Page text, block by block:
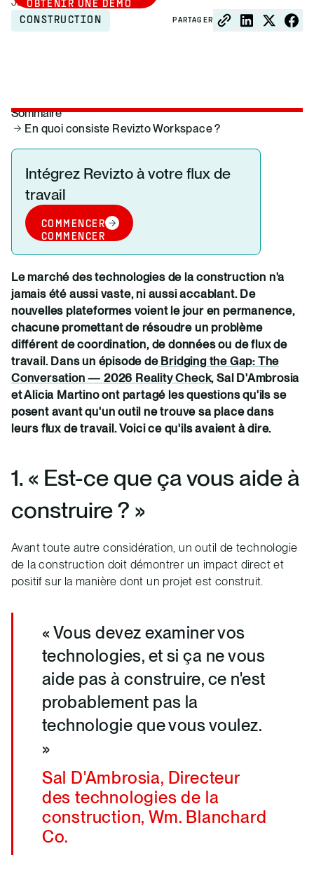
OBTENIR UNE DÉMO
CONSTRUCTION PARTAGER
Sommaire
En quoi consiste Revizto Workspace ?
Intégrez Revizto à votre flux de
travail
COMMENCER
COMMENCER
Le marché des technologies de la construction n'a
jamais été aussi vaste, ni aussi accablant. De
nouvelles plateformes voient le jour en permanence,
chacune promettant de résoudre un problème
différent de coordination, de données ou de flux de
travail. Dans un épisode deBridging the Gap: The
Conversation — 2026 Reality Check, Sal D'Ambrosia
et Alicia Martino ont partagé les questions qu'ils se
posent avant qu'un outil ne trouve sa place dans
leurs flux de travail. Voici ce qu'ils avaient à dire.
1. « Est-ce que ça vous aide à
construire ? »
Avant toute autre considération, un outil de technologie
de la construction doit démontrer un impact direct et
positif sur la manière dont un projet est construit.
« Vous devez examiner vos
technologies, et si ça ne vous
aide pas à construire, ce n'est
probablement pas la
technologie que vous voulez.
»
Sal D'Ambrosia, Directeur
des technologies de la
construction, Wm. Blanchard
Co.